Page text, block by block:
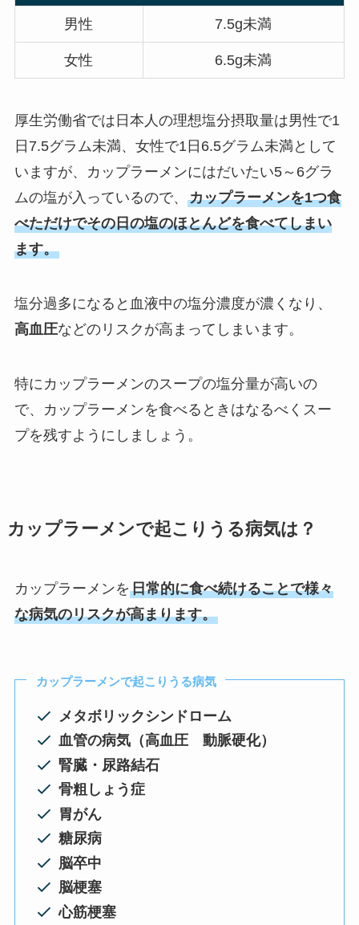
男性 7.5g未満
女性 6.5g未満
厚生労働省では日本人の理想塩分摂取量は男性で1
日7.5グラム未満、女性で1日6.5グラム未満として
いますが、カップラーメンにはだいたい5～6グラ
ムの塩が入っているので、 カップラーメンを1つ食
べただけでその日の塩のほとんどを食べてしまい
ます。
塩分過多になると血液中の塩分濃度が濃くなり、
高血圧などのリスクが高まってしまいます。
特にカップラーメンのスープの塩分量が高いの
で、カップラーメンを食べるときはなるべくスー
プを残すようにしましょう。
カップラーメンで起こりうる病気は？
カップラーメンを日常的に食べ続けることで様々
な病気のリスクが高まります。
カップラーメンで起こりうる病気
メタボリックシンドローム
血管の病気（高血圧 動脈硬化）
腎臓・尿路結石
骨粗しょう症
胃がん
糖尿病
脳卒中
脳梗塞
心筋梗塞